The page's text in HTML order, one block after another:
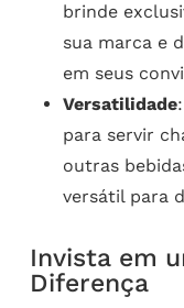
brinde
sua marca e
em seus
Versatilidade
para servir
outras
versátil para
Invista em
Diferença